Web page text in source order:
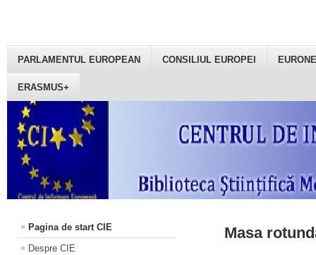
PARLAMENTUL EUROPEAN CONSILIUL EUROPEI
ERASMUS+
Pagina de start CIE
Despre CIE
Masa